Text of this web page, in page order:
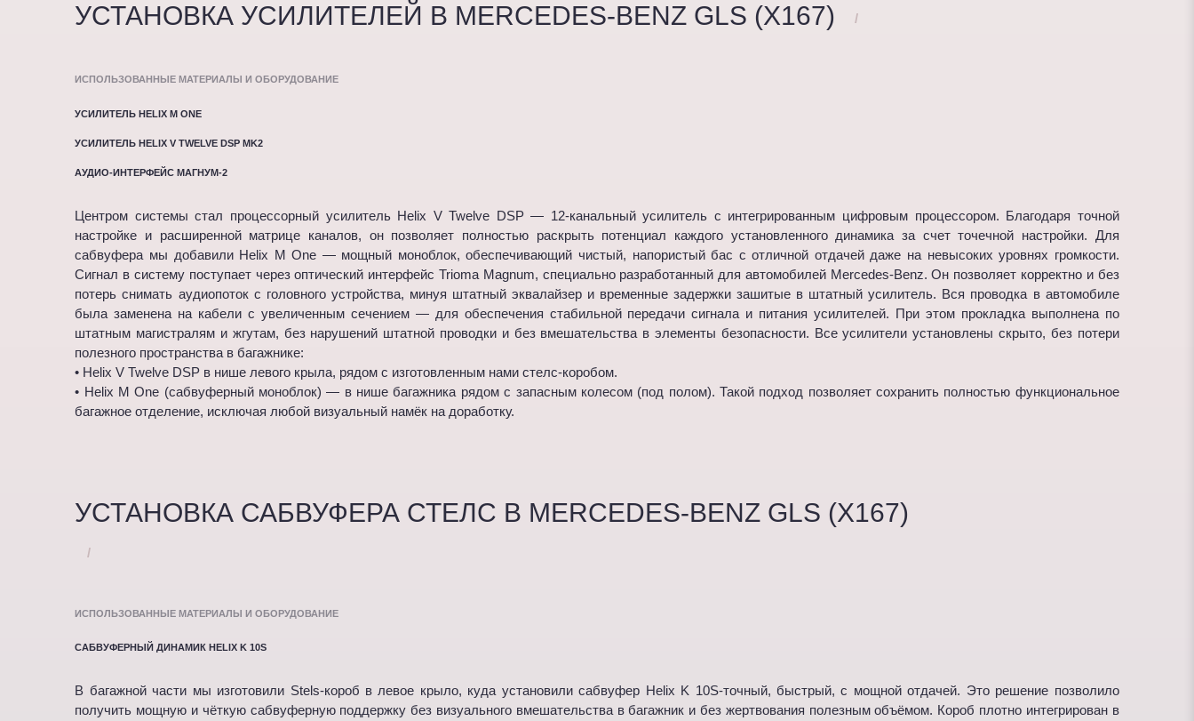
УСТАНОВКА УСИЛИТЕЛЕЙ В MERCEDES-BENZ GLS (X167) /
ИСПОЛЬЗОВАННЫЕ МАТЕРИАЛЫ И ОБОРУДОВАНИЕ
УСИЛИТЕЛЬ HELIX M ONE
УСИЛИТЕЛЬ HELIX V TWELVE DSP MK2
АУДИО-ИНТЕРФЕЙС МАГНУМ-2
Центром системы стал процессорный усилитель Helix V Twelve DSP — 12-канальный усилитель с интегрированным цифровым процессором. Благодаря точной
настройке и расширенной матрице каналов, он позволяет полностью раскрыть потенциал каждого установленного динамика за счет точечной настройки. Для
сабвуфера мы добавили Helix M One — мощный моноблок, обеспечивающий чистый, напористый бас с отличной отдачей даже на невысоких уровнях громкости.
Сигнал в систему поступает через оптический интерфейс Trioma Magnum, специально разработанный для автомобилей Mercedes-Benz. Он позволяет корректно и без
потерь снимать аудиопоток с головного устройства, минуя штатный эквалайзер и временные задержки зашитые в штатный усилитель. Вся проводка в автомобиле
была заменена на кабели с увеличенным сечением — для обеспечения стабильной передачи сигнала и питания усилителей. При этом прокладка выполнена по
штатным магистралям и жгутам, без нарушений штатной проводки и без вмешательства в элементы безопасности. Все усилители установлены скрыто, без потери
полезного пространства в багажнике:
• Helix V Twelve DSP в нише левого крыла, рядом с изготовленным нами стелс-коробом.
• Helix M One (сабвуферный моноблок) — в нише багажника рядом с запасным колесом (под полом). Такой подход позволяет сохранить полностью функциональное
багажное отделение, исключая любой визуальный намёк на доработку.
УСТАНОВКА САБВУФЕРА СТЕЛС В MERCEDES-BENZ GLS (X167)
/
ИСПОЛЬЗОВАННЫЕ МАТЕРИАЛЫ И ОБОРУДОВАНИЕ
САБВУФЕРНЫЙ ДИНАМИК HELIX K 10S
В багажной части мы изготовили Stels-короб в левое крыло, куда установили сабвуфер Helix K 10S-точный, быстрый, с мощной отдачей. Это решение позволило
получить мощную и чёткую сабвуферную поддержку без визуального вмешательства в багажник и без жертвования полезным объёмом. Короб плотно интегрирован в